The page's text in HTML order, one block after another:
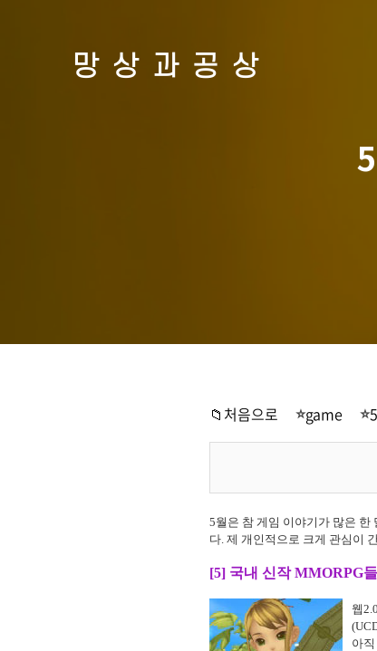
망상과공상
📁처음으로 game
5월은 참 게임 이야기가 많은 한
다. 제 개인적으로 크게 관심이
[5] 국내 신작 MMORPG
웹
아